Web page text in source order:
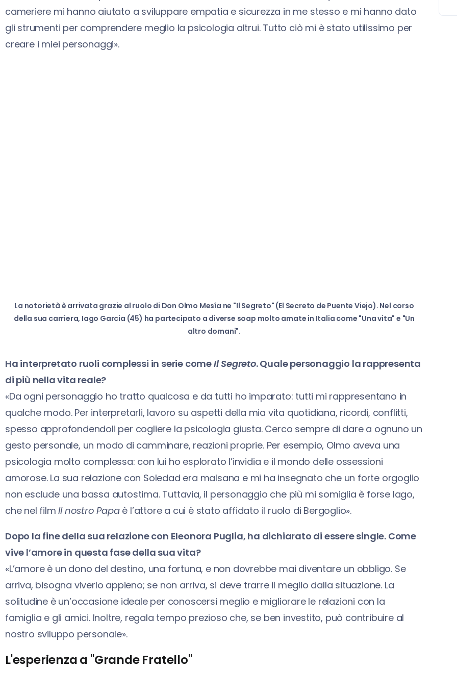
cameriere mi hanno aiutato a sviluppare empatia e sicurezza in me stesso e mi hanno dato
gli strumenti per comprendere meglio la psicologia altrui. Tutto ciò mi è stato utilissimo per
creare i miei personaggi».
La notorietà è arrivata grazie al ruolo di Don Olmo Mesía ne "Il Segreto" (El Secreto de Puente Viejo). Nel corso
della sua carriera, Iago Garcia (45) ha partecipato a diverse soap molto amate in Italia come "Una vita" e "Un
altro domani".
Ha interpretato ruoli complessi in serie comeIl Segreto. Quale personaggio la rappresenta
di più nella vita reale?
«Da ogni personaggio ho tratto qualcosa e da tutti ho imparato: tutti mi rappresentano in
qualche modo. Per interpretarli, lavoro su aspetti della mia vita quotidiana, ricordi, conflitti,
spesso approfondendoli per cogliere la psicologia giusta. Cerco sempre di dare a ognuno un
gesto personale, un modo di camminare, reazioni proprie. Per esempio, Olmo aveva una
psicologia molto complessa: con lui ho esplorato l’invidia e il mondo delle ossessioni
amorose. La sua relazione con Soledad era malsana e mi ha insegnato che un forte orgoglio
non esclude una bassa autostima. Tuttavia, il personaggio che più mi somiglia è forse Iago,
che nel film Il nostro Papaè l’attore a cui è stato affidato il ruolo di Bergoglio».
Dopo la fine della sua relazione con Eleonora Puglia, ha dichiarato di essere single. Come
vive l’amore in questa fase della sua vita?
«L’amore è un dono del destino, una fortuna, e non dovrebbe mai diventare un obbligo. Se
arriva, bisogna viverlo appieno; se non arriva, si deve trarre il meglio dalla situazione. La
solitudine è un’occasione ideale per conoscersi meglio e migliorare le relazioni con la
famiglia e gli amici. Inoltre, regala tempo prezioso che, se ben investito, può contribuire al
nostro sviluppo personale».
L'esperienza a "Grande Fratello"